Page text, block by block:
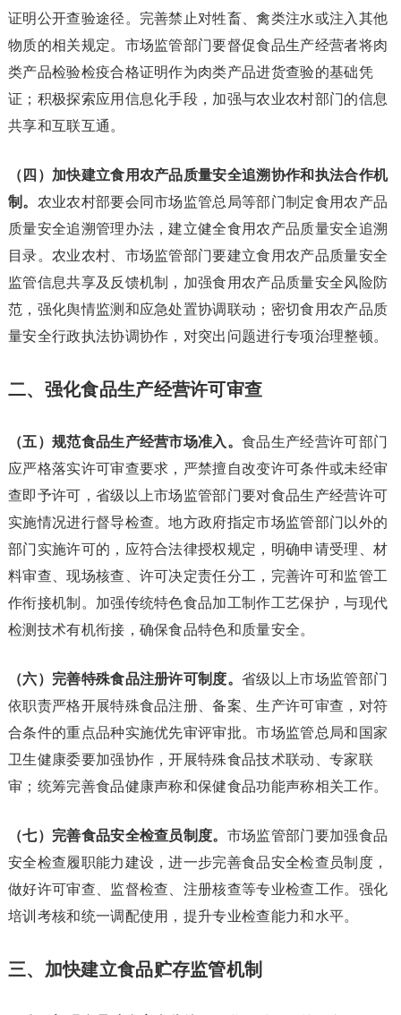
证明公开查验途径。完善禁止对牲畜、禽类注水或注入其他
物质的相关规定。市场监管部门要督促食品生产经营者将肉
类产品检验检疫合格证明作为肉类产品进货查验的基础凭
证；积极探索应用信息化手段，加强与农业农村部门的信息
共享和互联互通。
（四）加快建立食用农产品质量安全追溯协作和执法合作机
制。 农业农村部要会同市场监管总局等部门制定食用农产品
质量安全追溯管理办法，建立健全食用农产品质量安全追溯
目录。农业农村、市场监管部门要建立食用农产品质量安全
监管信息共享及反馈机制，加强食用农产品质量安全风险防
范，强化舆情监测和应急处置协调联动；密切食用农产品质
量安全行政执法协调协作，对突出问题进行专项治理整顿。
二、强化食品生产经营许可审查
（五）规范食品生产经营市场准入。食品生产经营许可部门
应严格落实许可审查要求，严禁擅自改变许可条件或未经审
查即予许可，省级以上市场监管部门要对食品生产经营许可
实施情况进行督导检查。地方政府指定市场监管部门以外的
部门实施许可的，应符合法律授权规定，明确申请受理、材
料审查、现场核查、许可决定责任分工，完善许可和监管工
作衔接机制。加强传统特色食品加工制作工艺保护，与现代
检测技术有机衔接，确保食品特色和质量安全。
（六）完善特殊食品注册许可制度。省级以上市场监管部门
依职责严格开展特殊食品注册、备案、生产许可审查，对符
合条件的重点品种实施优先审评审批。市场监管总局和国家
卫生健康委要加强协作，开展特殊食品技术联动、专家联
审；统筹完善食品健康声称和保健食品功能声称相关工作。
（七）完善食品安全检查员制度。 市场监管部门要加强食品
安全检查履职能力建设，进一步完善食品安全检查员制度，
做好许可审查、监督检查、注册核查等专业检查工作。强化
培训考核和统一调配使用，提升专业检查能力和水平。
三、加快建立食品贮存监管机制